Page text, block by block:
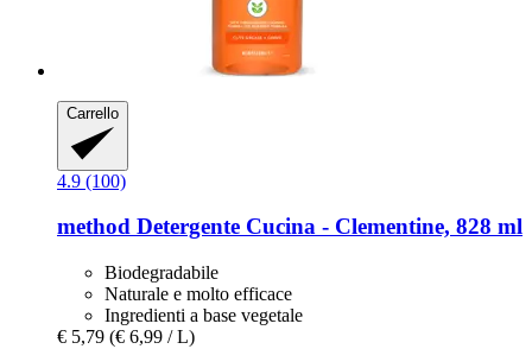
Carrello
4.9 (100)
method Detergente Cucina -​ Clementine, 828 ml
Biodegradabile
Naturale e molto efficace
Ingredienti a base vegetale
€ 5,79 (€ 6,99 / L)